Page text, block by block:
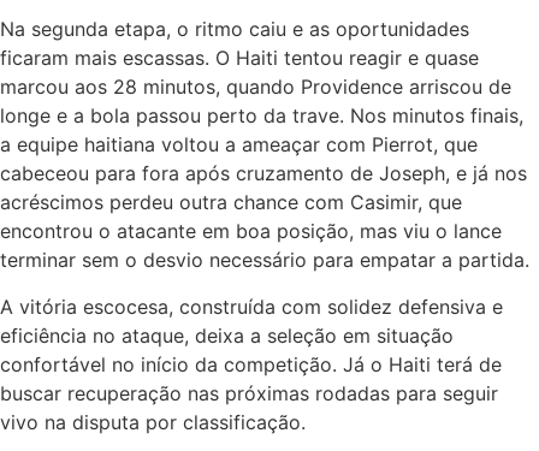
Na segunda etapa, o ritmo caiu e as oportunidades
ficaram mais escassas. O Haiti tentou reagir e quase
marcou aos 28 minutos, quando Providence arriscou de
longe e a bola passou perto da trave. Nos minutos finais,
a equipe haitiana voltou a ameaçar com Pierrot, que
cabeceou para fora após cruzamento de Joseph, e já nos
acréscimos perdeu outra chance com Casimir, que
encontrou o atacante em boa posição, mas viu o lance
terminar sem o desvio necessário para empatar a partida.
A vitória escocesa, construída com solidez defensiva e
eficiência no ataque, deixa a seleção em situação
confortável no início da competição. Já o Haiti terá de
buscar recuperação nas próximas rodadas para seguir
vivo na disputa por classificação.